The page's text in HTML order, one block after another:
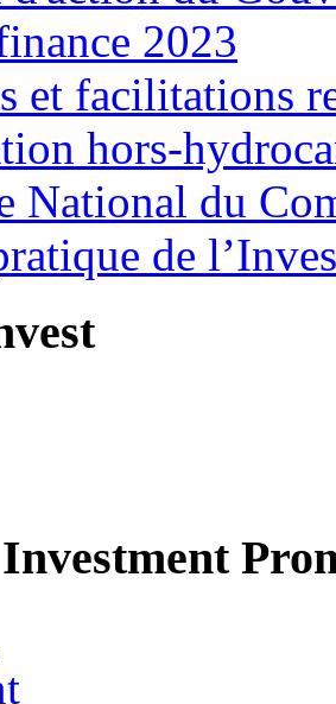
2023
et facilitations
hors-
National du
de